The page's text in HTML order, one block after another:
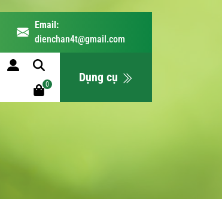
Email:
dienchan4t@gmail.com
0 Dụng cụ